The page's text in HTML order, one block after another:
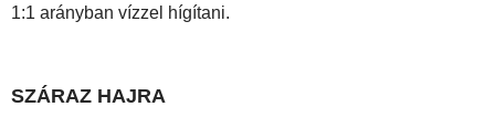
1:1 arányban vízzel hígítani.
SZÁRAZ HAJRA